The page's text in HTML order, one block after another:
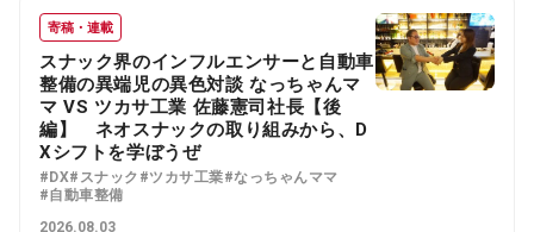
寄稿・連載
スナック界のインフルエンサーと自動車
整備の異端児の異色対談 なっちゃんマ
マ VS ツカサ工業 佐藤憲司社長【後
編】 ネオスナックの取り組みから、D
Xシフトを学ぼうぜ
#DX#スナック #ツカサ工業#なっちゃんママ
#自動車整備
2026.08.03